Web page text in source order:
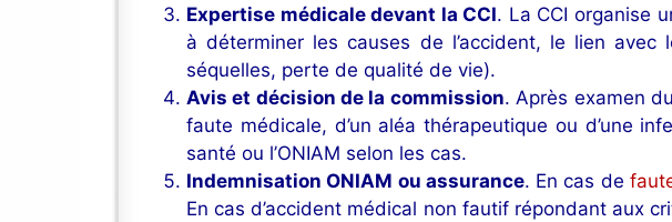
Expertise médicale devant la CCI. La CCI organise
à déterminer les causes de l’accident, le lien
séquelles, perte de qualité de vie).
Avis et décision de la commission. Après examen du
faute médicale, d’un aléa thérapeutique ou d’une
santé ou l’ONIAM selon les cas.
Indemnisation ONIAM ou assurance. En cas de
En cas d’accident médical non fautif répondant aux